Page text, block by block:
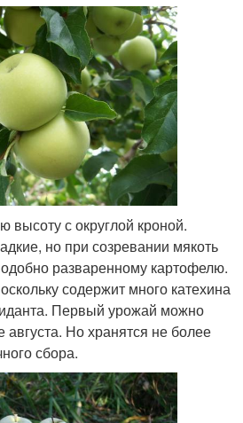
с округлой кроной.
но при созревании мякоть
разваренному картофелю.
содержит много катехина
Первый урожай можно
августа. Но хранятся не более
сбора.